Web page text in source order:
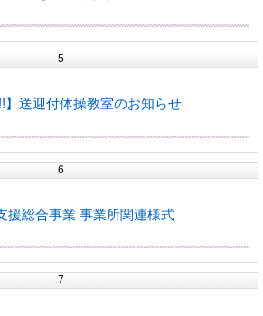
5
】送迎付体操教室のお知らせ
6
援総合事業 事業所関連様式
7